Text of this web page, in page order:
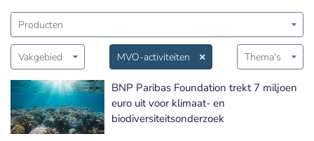
Producten
Vakgebied MVO-activiteiten Thema's
BNP Paribas Foundation trekt 7 miljoen
euro uit voor klimaat- en
biodiversiteitsonderzoek